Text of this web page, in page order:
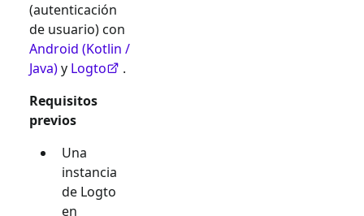
(autenticación
de usuario) con
Android (Kotlin /
Java)y Logto
.
Requisitos
previos
Una
instancia
de Logto
en